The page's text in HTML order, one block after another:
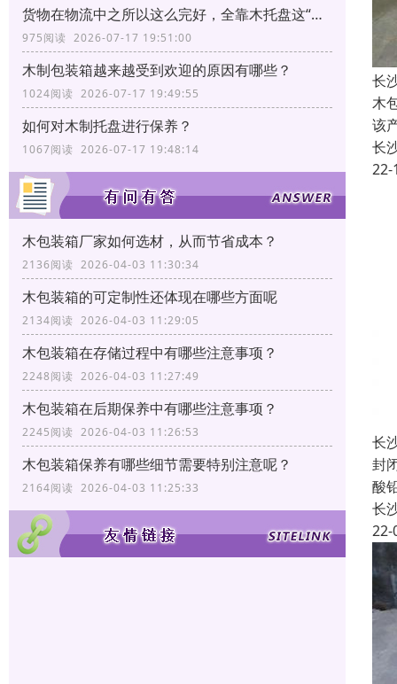
货物在物流中之所以这么完好，全靠木托盘这“三大功能”！
975阅读 2026-07-17 19:51:00
木制包装箱越来越受到欢迎的原因有哪些？
1024阅读 2026-07-17 19:49:55
如何对木制托盘进行保养？
1067阅读 2026-07-17 19:48:14
木包装箱厂家如何选材，从而节省成本？
2136阅读 2026-04-03 11:30:34
木包装箱的可定制性还体现在哪些方面呢
2134阅读 2026-04-03 11:29:05
木包装箱在存储过程中有哪些注意事项？
2248阅读 2026-04-03 11:27:49
木包装箱在后期保养中有哪些注意事项？
2245阅读 2026-04-03 11:26:53
木包装箱保养有哪些细节需要特别注意呢？
2164阅读 2026-04-03 11:25:33
长
木
该
长
22-
长
封
酸
长
22-